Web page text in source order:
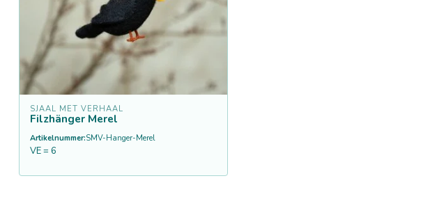
SJAAL MET VERHAAL
Filzhänger Merel
Artikelnummer:SMV-Hanger-Merel
VE = 6